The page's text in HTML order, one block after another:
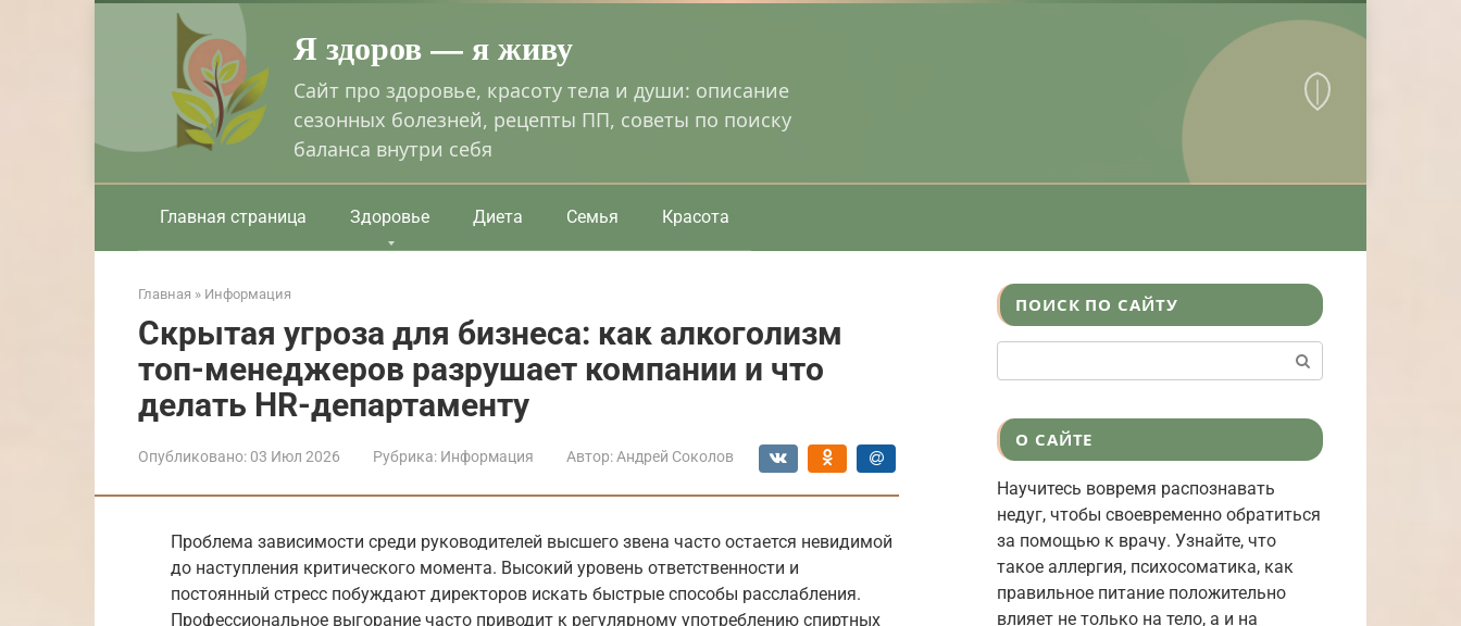
Я здоров — я живу
Сайт про здоровье, красоту тела и души: описание
сезонных болезней, рецепты ПП, советы по поиску
баланса внутри себя
Главная страница Здоровье Диета Семья Красота
Главная » Информация
Скрытая угроза для бизнеса: как алкоголизм
топ-менеджеров разрушает компании и что
делать HR-департаменту
Опубликовано: 03 Июл 2026 Рубрика: Информация Автор: Андрей Соколов
Проблема зависимости среди руководителей высшего звена часто остается невидимой
до наступления критического момента. Высокий уровень ответственности и
постоянный стресс побуждают директоров искать быстрые способы расслабления.
Профессиональное выгорание часто приводит к регулярному употреблению спиртных
ПОИСК ПО САЙТУ
О САЙТЕ
Научитесь вовремя распознавать
недуг, чтобы своевременно обратиться
за помощью к врачу. Узнайте, что
такое аллергия, психосоматика, как
правильное питание положительно
влияет не только на тело, а и на